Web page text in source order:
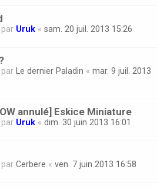
Uruk « sam. 20 juil. 2013 15:26
Le dernier Paladin « mar. 9 juil. 2013
annulé] Eskice Miniature
Uruk « dim. 30 juin 2013 16:01
Cerbere « ven. 7 juin 2013 16:58